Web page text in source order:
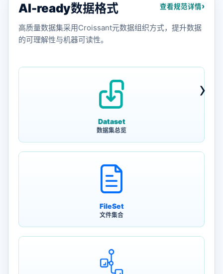
AI-ready数据格式 查看规范详情›
高质量数据集采用Croissant元数据组织方式，提升数据
的可理解性与机器可读性。
Dataset
数据集总览
FileSet
文件集合
›